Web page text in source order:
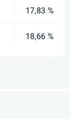
17,83 %
18,66 %